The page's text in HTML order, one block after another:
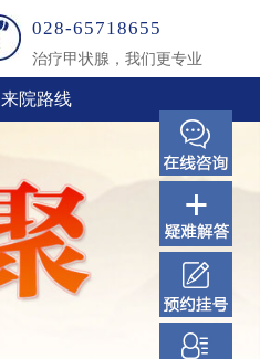
028-65718655
治疗甲状腺，我们更专业
来院路线